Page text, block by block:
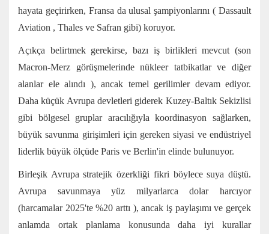
hayata geçirirken, Fransa da ulusal şampiyonlarını ( Dassault
Aviation , Thales ve Safran gibi) koruyor.
Açıkça belirtmek gerekirse, bazı iş birlikleri mevcut (son
Macron-Merz görüşmelerinde nükleer tatbikatlar ve diğer
alanlar ele alındı ), ancak temel gerilimler devam ediyor.
Daha küçük Avrupa devletleri giderek Kuzey-Baltık Sekizlisi
gibi bölgesel gruplar aracılığıyla koordinasyon sağlarken,
büyük savunma girişimleri için gereken siyasi ve endüstriyel
liderlik büyük ölçüde Paris ve Berlin'in elinde bulunuyor.
Birleşik Avrupa stratejik özerkliği fikri böylece suya düştü.
Avrupa savunmaya yüz milyarlarca dolar harcıyor
(harcamalar 2025'te%20 arttı ), ancak iş paylaşımı ve gerçek
anlamda ortak planlama konusunda daha iyi kurallar